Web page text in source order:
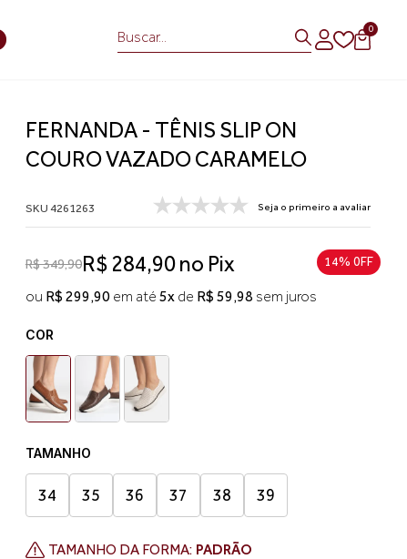
0
FERNANDA - TÊNIS SLIP ON
COURO VAZADO CARAMELO
SKU 4261263 Seja o primeiro a avaliar
R$ 349,90R$ 284,90 no Pix
ou R$ 299,90em até 5x de R$ 59,98 sem juros
14% 0FF
COR
TAMANHO
34 35 36 37 38 39
TAMANHO DA FORMA: PADRÃO